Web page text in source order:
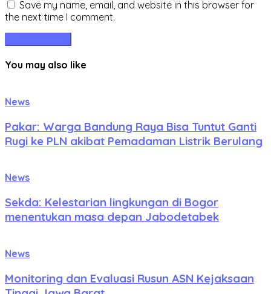
Save my name, email, and website in this browser for
the next time I comment.
You may also like
News
Pakar: Warga Bandung Raya Bisa Tuntut Ganti
Rugi ke PLN akibat Pemadaman Listrik Berulang
News
Sekda: Kelestarian lingkungan di Bogor
menentukan masa depan Jabodetabek
News
Monitoring dan Evaluasi Rusun ASN Kejaksaan